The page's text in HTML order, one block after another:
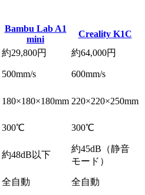
Bambu Lab A1
mini
Creality K1C
約29,800円
約64,000円
500mm/s 600mm/s
180×180×180mm 220×220×250mm
300℃ 300℃
約48dB以下
約45dB（静音
モード）
全自動 全自動